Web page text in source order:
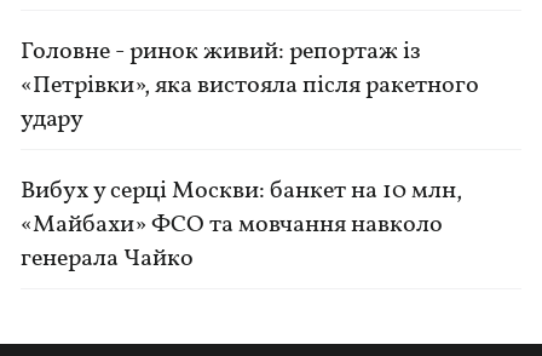
Головне - ринок живий: репортаж із
«Петрівки», яка вистояла після ракетного
удару
Вибух у серці Москви: банкет на 10 млн,
«Майбахи» ФСО та мовчання навколо
генерала Чайко